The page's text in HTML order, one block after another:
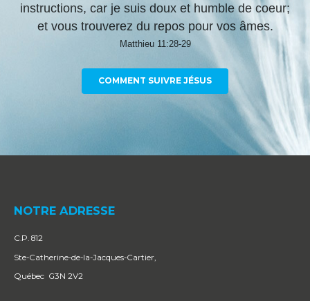
instructions, car je suis doux et humble de coeur;
et vous trouverez du repos pour vos âmes.
Matthieu 11:28-29
COMMENT SUIVRE JÉSUS
NOTRE ADRESSE
C.P. 812
Ste-Catherine-de-la-Jacques-Cartier,
Québec G3N 2V2